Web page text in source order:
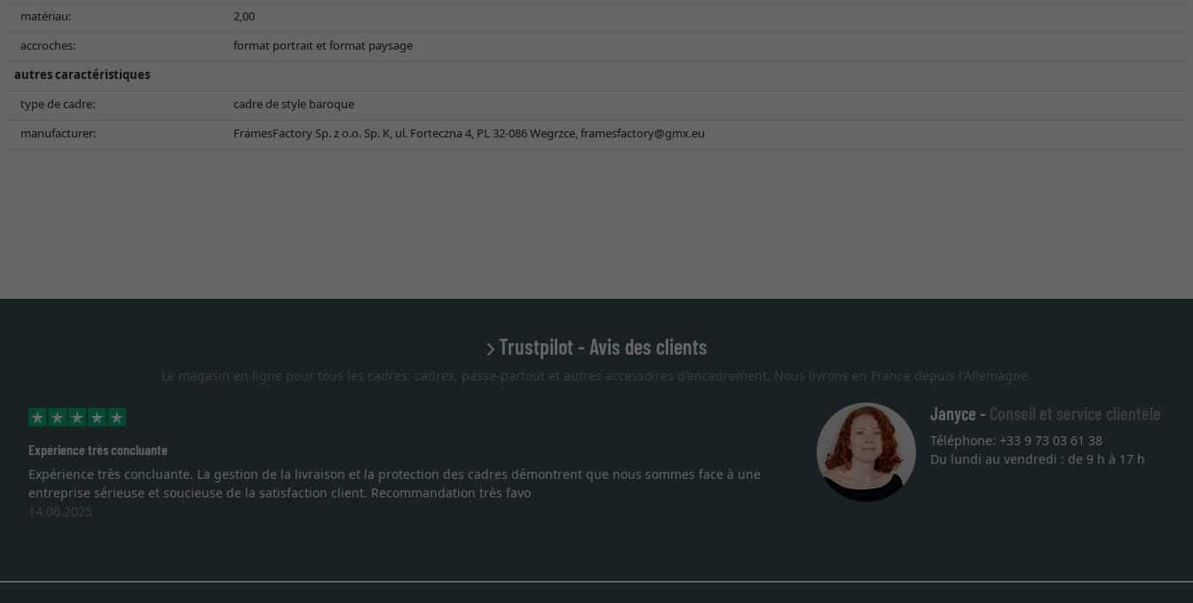
matériau:
2,00
accroches:
format portrait et format paysage
autres caractéristiques
type de cadre:
cadre de style baroque
manufacturer:
FramesFactory Sp. z o.o. Sp. K, ul. Forteczna 4, PL 32-086 Wegrzce,framesfactory@gmx.eu
Trustpilot - Avis des clients
Le magasin en ligne pour tous les cadres: cadres, passe-partout et autres accessoires d'encadrement. Nous livrons en France depuis l'Allemagne.
Expérience très concluante
Expérience très concluante. La gestion de la livraison et la protection des cadres démontrent que nous sommes face à une
entreprise sérieuse et soucieuse de la satisfaction client. Recommandation très favo
14.06.2025
Janyce - Conseil et service clientèle
Téléphone: +33 9 73 03 61 38
Du lundi au vendredi : de 9 h à 17 h